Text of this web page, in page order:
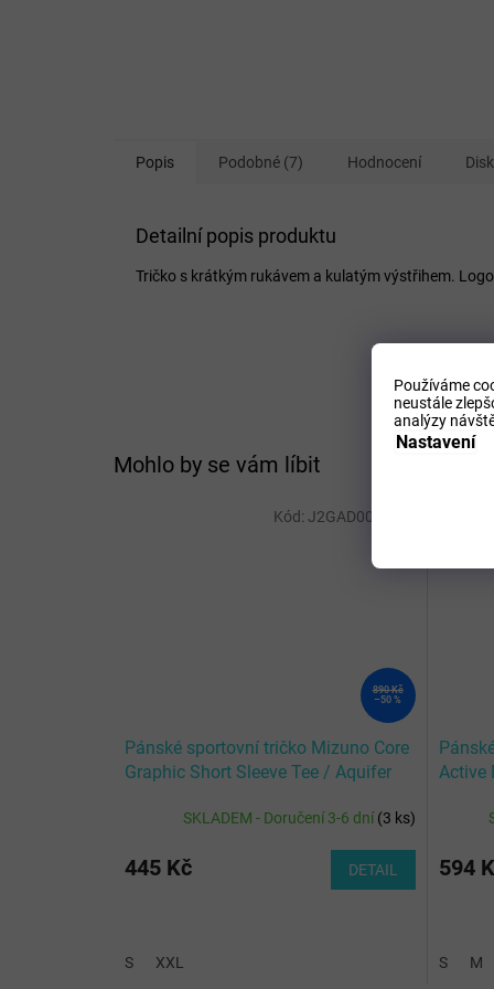
Používáme
neustále
analýzy
Nastavení
Mohlo by se vám líbit
890 Kč
–50 %
Pánské sportovní tričko Mizuno Core
Graphic Short Sleeve Tee / Aquifer
SKLADEM - Doručení 3-6 dní(3 ks)
445 Kč DETAIL
S XXL
Kód: J2GAD00729_S
Active
594
S M
Popis Podobné (7) Hodnocení
Detailní popis produktu
Tričko s krátkým rukávem a kulatým výstřihem.